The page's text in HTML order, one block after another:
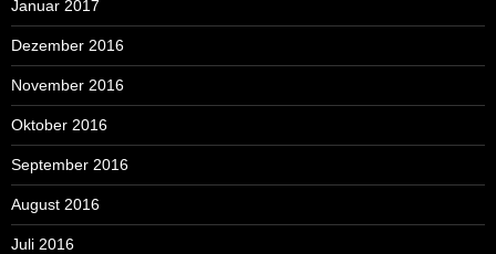
Januar 2017
Dezember 2016
November 2016
Oktober 2016
September 2016
August 2016
Juli 2016